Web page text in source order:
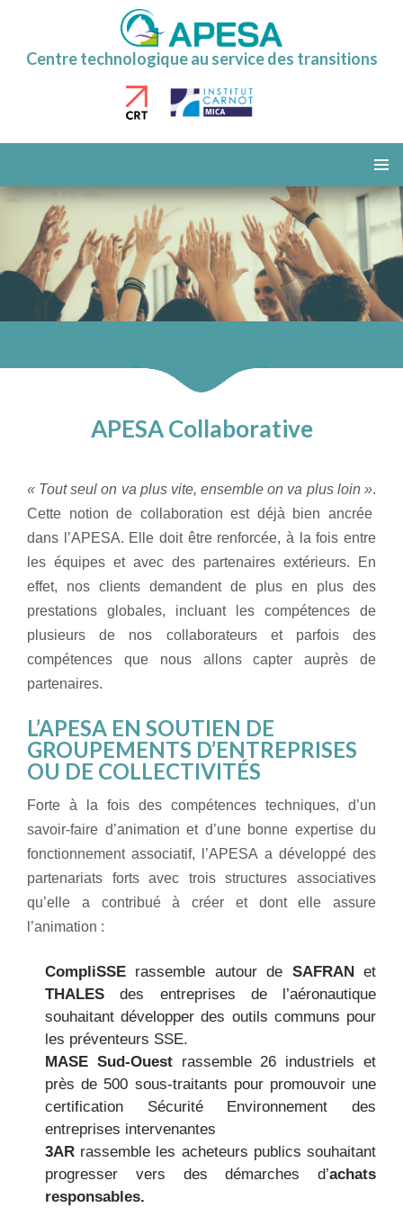
Centre technologique au service des transitions
MENU
AU
CONTENU
APESA Collaborative
« Tout seul on va plus vite, ensemble on va plus loin ».
Cette notion de collaboration est déjà bien ancrée
dans l’APESA. Elle doit être renforcée, à la fois entre
les équipes et avec des partenaires extérieurs. En
effet, nos clients demandent de plus en plus des
prestations globales, incluant les compétences de
plusieurs de nos collaborateurs et parfois des
compétences que nous allons capter auprès de
partenaires.
L’APESA EN SOUTIEN DE
GROUPEMENTS D’ENTREPRISES
OU DE COLLECTIVITÉS
Forte à la fois des compétences techniques, d’un
savoir-faire d’animation et d’une bonne expertise du
fonctionnement associatif, l’APESA a développé des
partenariats forts avec trois structures associatives
qu’elle a contribué à créer et dont elle assure
l’animation :
CompliSSE rassemble autour de SAFRAN
et
THALES des entreprises de l’aéronautique
souhaitantdévelopper des outils communs pour
les préventeurs SSE.
MASE Sud-Ouest rassemble26 industriels et
près de 500 sous-traitants pour promouvoir une
certification Sécurité Environnement des
entreprises intervenantes
3AR rassemble les acheteurs publics souhaitant
progresser vers desdémarches d’achats
responsables.